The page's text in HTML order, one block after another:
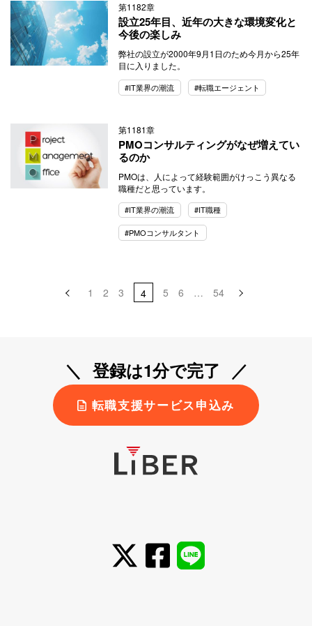
第1182章
設立25年目、近年の大きな環境変化と
今後の楽しみ
弊社の設立が2000年9月1日のため今月から25年
目に入りました。
#IT業界の潮流 #転職エージェント
第1181章
PMOコンサルティングがなぜ増えてい
るのか
PMOは、人によって経験範囲がけっこう異なる
職種だと思っています。
#IT業界の潮流 #IT職種
#PMOコンサルタント
1 2 3 4 5 6 … 54
登録は1分で完了
転職支援サービス申込み